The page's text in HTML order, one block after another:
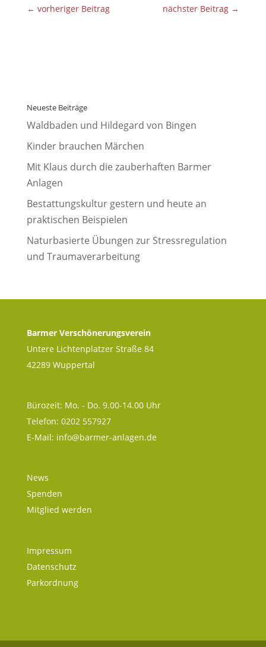
← vorheriger Beitrag nächster Beitrag →
Neueste Beiträge
Waldbaden und Hildegard von Bingen
Kinder brauchen Märchen
Mit Klaus durch die zauberhaften Barmer
Anlagen
Bestattungskultur gestern und heute an
praktischen Beispielen
Naturbasierte Übungen zur Stressregulation
und Traumaverarbeitung
Barmer Verschönerungsverein
Untere Lichtenplatzer Straße 84
42289 Wuppertal
Bürozeit: Mo. - Do. 9.00-14.00 Uhr
Telefon: 0202 557927
E-Mail: info@barmer-anlagen.de
News
Spenden
Mitglied werden
Impressum
Datenschutz
Parkordnung